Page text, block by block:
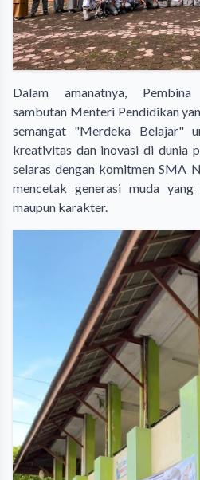
Dalam amanatnya,
sambutan Menteri Pendidikan
semangat "Merdeka Belajar"
kreativitas dan inovasi di dunia
selaras dengan komitmen SMA
mencetak generasi muda
maupun karakter.